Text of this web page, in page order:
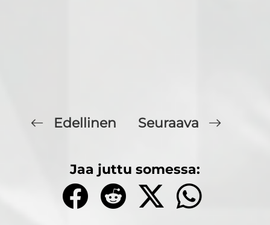
Edellinen Seuraava
Jaa juttu somessa: